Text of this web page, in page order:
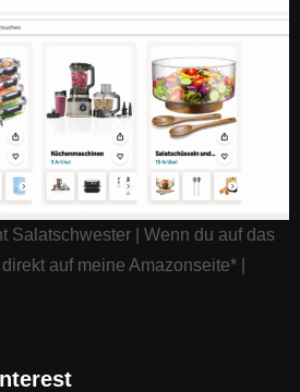
Salatschwester | Wenn du auf das
auf meine Amazonseite* |